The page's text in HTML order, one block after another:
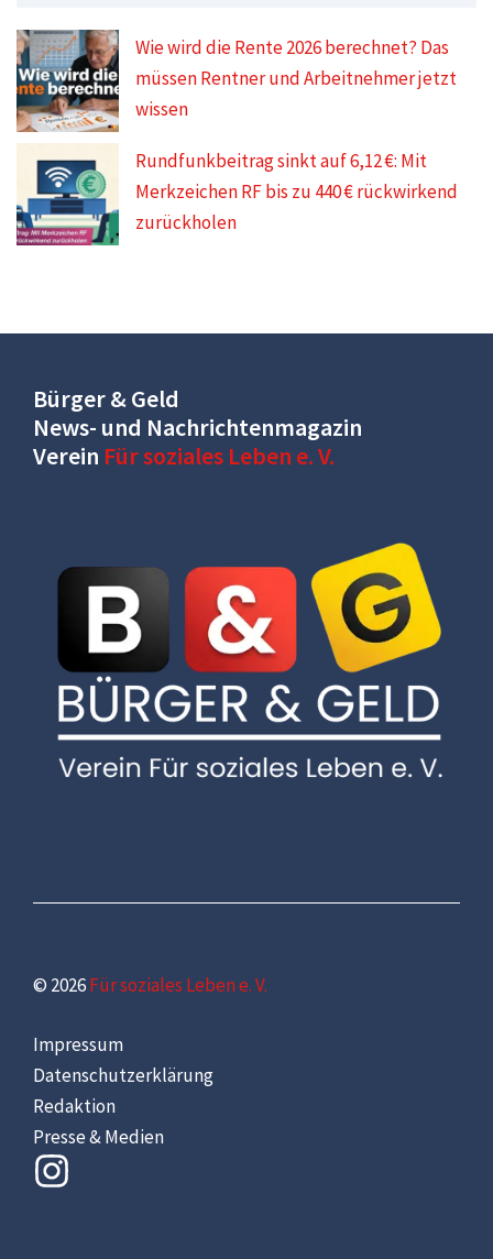
Wie wird die Rente 2026 berechnet? Das
müssen Rentner und Arbeitnehmer jetzt
wissen
Rundfunkbeitrag sinkt auf 6,12 €: Mit
Merkzeichen RF bis zu 440 € rückwirkend
zurückholen
Bürger & Geld
News- und Nachrichtenmagazin
Verein Für soziales Leben e. V.
© 2026Für soziales Leben e. V.
Impressum
Datenschutzerklärung
Redaktion
Presse & Medien